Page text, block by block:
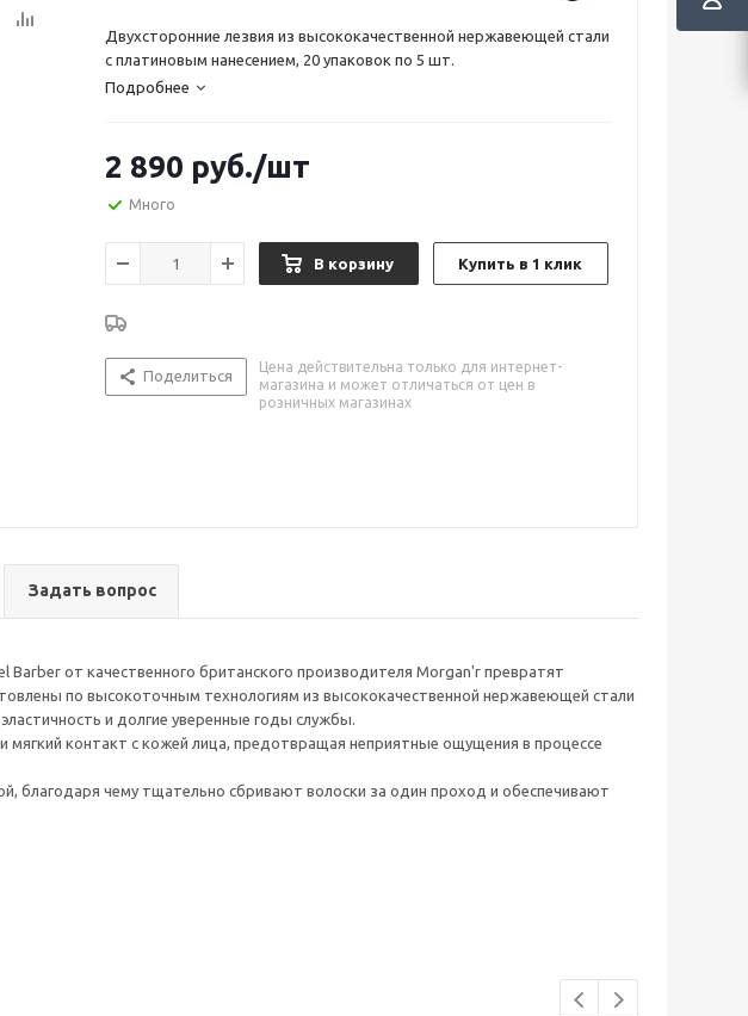
Двухсторонние лезвия из высококачественной нержавеющей стали
с платиновым нанесением, 20 упаковок по 5 шт.
Подробнее
2 890 руб./шт
Много
В корзину Купить в 1 клик
Поделиться
Цена действительна только для интернет-
магазина и может отличаться от цен в
розничных магазинах
Задать вопрос
Barber от качественного британского производителя Morgan'r превратят
по высокоточным технологиям из высококачественной нержавеющей стали
и долгие уверенные годы службы.
мягкий контакт с кожей лица, предотвращая неприятные ощущения в процессе
благодаря чему тщательно сбривают волоски за один проход и обеспечивают